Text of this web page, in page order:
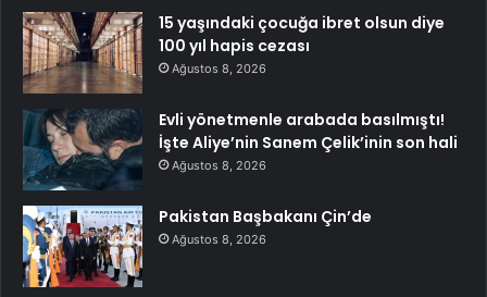
15 yaşındaki çocuğa ibret olsun diye
100 yıl hapis cezası
Ağustos 8, 2026
Evli yönetmenle arabada basılmıştı!
İşte Aliye’nin Sanem Çelik’inin son hali
Ağustos 8, 2026
Pakistan Başbakanı Çin’de
Ağustos 8, 2026